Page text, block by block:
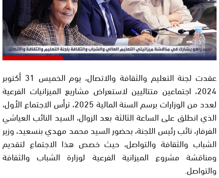
عقدت لجنة التعليم والثقافة والاتصال، يوم الخميس 31 أكتوبر
2024، اجتماعين متتاليين لاستعراض مشاريع الميزانيات الفرعية
لعدد من الوزارات برسم السنة المالية 2025، ترأس الاجتماع الأول،
الذي انطلق على الساعة الثالثة بعد الزوال، السيد النائب العياشي
الفرفار، نائب رئيس اللجنة، بحضور السيد محمد مهدي بنسعيد، وزير
الشباب والثقافة والتواصل، حيث خصص هذا الاجتماع لتقديم
ومناقشة مشروع الميزانية الفرعية لوزارة الشباب والثقافة
والتواصل.